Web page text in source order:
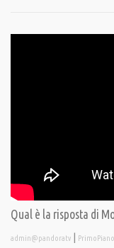
Qual è la risposta di
admin@pandoratv | PrimoPiano